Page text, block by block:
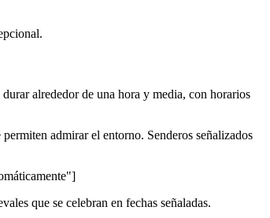
alrededor de una hora y media, con horarios
admirar el entorno. Senderos señalizados
que se celebran en fechas señaladas.